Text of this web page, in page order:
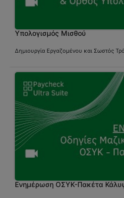
Υπολογισμός Μισθού
Δημιουργία Εργαζομένου και Σωστός
Ενημέρωση ΟΣΥΚ-Πακέτα